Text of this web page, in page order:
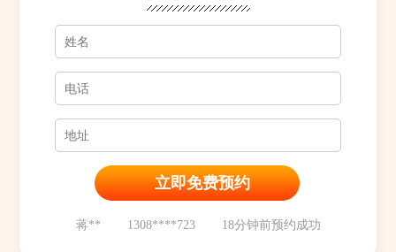
1353****852
12分钟前预约成功
蒋**
1308****723
18分钟前预约成功